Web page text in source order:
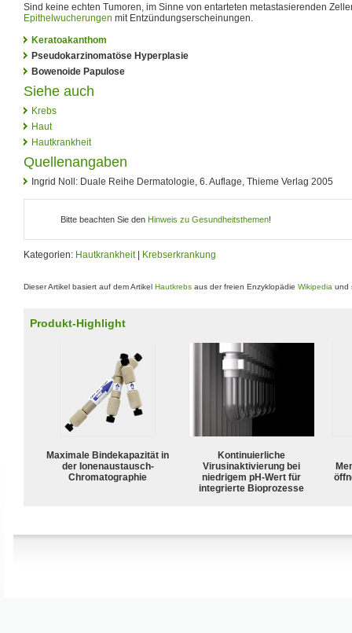
Sind keine echten Tumoren, im Sinne von entarteten metastasierenden
Epithelwucherungen mit Entzündungserscheinungen.
Keratoakanthom
Pseudokarzinomatöse Hyperplasie
Bowenoide Papulose
Siehe auch
Krebs
Haut
Hautkrankheit
Quellenangaben
Ingrid Noll: Duale Reihe Dermatologie, 6. Auflage, Thieme Verlag 2005
Bitte beachten Sie den Hinweis zu Gesundheitsthemen!
Kategorien: Hautkrankheit| Krebserkrankung
Dieser Artikel basiert auf dem Artikel Hautkrebs aus der freien Enzyklopädie Wikipedia und
Produkt-Highlight
Maximale Bindekapazität in
der Ionenaustausch-
Chromatographie
Kontinuierliche
Virusinaktivierung bei
niedrigem pH-Wert für
integrierte Bioprozesse